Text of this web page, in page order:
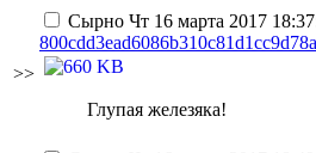
>>
Сырно Чт 16 марта 2017
Глупая железяка!